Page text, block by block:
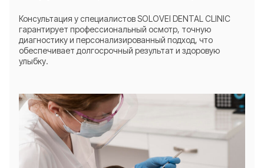
Консультация у специалистов SOLOVEI DENTAL CLINIC
гарантирует профессиональный осмотр, точную
диагностику и персонализированный подход, что
обеспечивает долгосрочный результат и здоровую
улыбку.